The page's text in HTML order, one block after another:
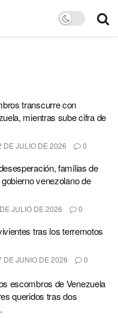
transcurre con
mientras sube cifra de
DE JULIO DE 2026 0
familias de
venezolano de
JULIO DE 2026 0
tras los terremotos
DE JUNIO DE 2026 0
escombros de Venezuela
queridos tras dos